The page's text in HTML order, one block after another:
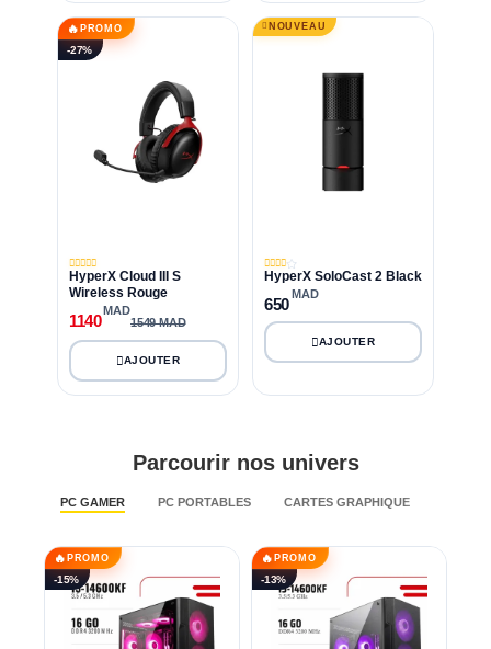
🔥 PROMO
-27%
HyperX Cloud III S
Wireless Rouge
1140
MAD
1549 MAD
NOUVEAU
HyperX SoloCast 2 Black
650
MAD
Parcourir nos univers
PC GAMER PC PORTABLES CARTES GRAPHIQUE
🔥 PROMO
-15%
🔥 PROMO
-13%